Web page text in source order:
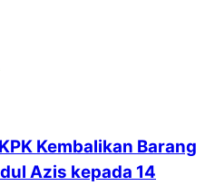
Kembalikan Barang
Azis kepada 14